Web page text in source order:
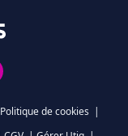
Politique de cookies |